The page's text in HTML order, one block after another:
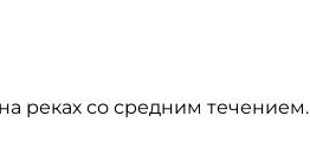
реках со средним течением.